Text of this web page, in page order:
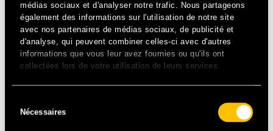
médias sociaux et d'analyser notre trafic. Nous partageons
également des informations sur l'utilisation de notre site
avec nos partenaires de médias sociaux, de publicité et
d'analyse, qui peuvent combiner celles-ci avec d'autres
informations que vous leur avez fournies ou qu'ils ont
collectées lors de votre utilisation de leurs services.
duNécessaires
Chantres du kitsch et du décalé, les loufoques Salut C’est
Cool balancent une techno minimale et surtout festive.
Inclassable et imprévisible, le collectif nous embarque
dans un délire irrésistible, entre bal de promo et carnaval
remixé à la sauce Spring Break. Imparable.